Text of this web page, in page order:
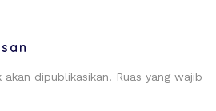
dipublikasikan. Ruas yang wajib